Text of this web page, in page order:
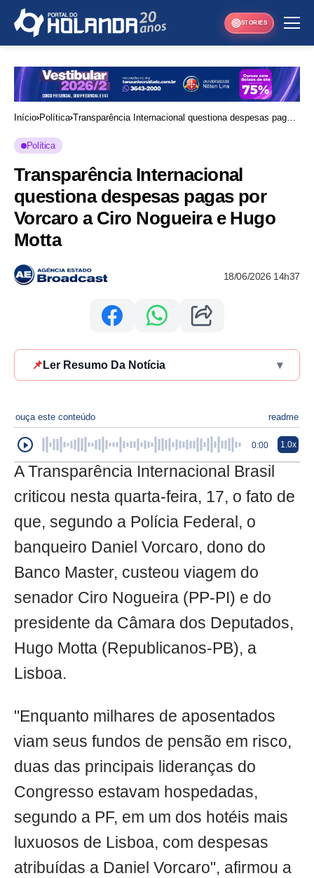
STORIES
Início Política Transparência Internacional questiona despesas pagas
Política
Transparência Internacional
questiona despesas pagas por
Vorcaro a Ciro Nogueira e Hugo
Motta
18/06/2026 14h37
📌 Ler Resumo Da Notícia ▾
ouça este conteúdo readme
0:00 1.0x
A Transparência Internacional Brasil
criticou nesta quarta-feira, 17, o fato de
que, segundo a Polícia Federal, o
banqueiro Daniel Vorcaro, dono do
Banco Master, custeou viagem do
senador Ciro Nogueira (PP-PI) e do
presidente da Câmara dos Deputados,
Hugo Motta (Republicanos-PB), a
Lisboa.
"Enquanto milhares de aposentados
viam seus fundos de pensão em risco,
duas das principais lideranças do
Congresso estavam hospedadas,
segundo a PF, em um dos hotéis mais
luxuosos de Lisboa, com despesas
atribuídas a Daniel Vorcaro", afirmou a